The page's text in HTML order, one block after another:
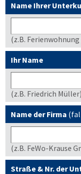
Name Ihrer
(z.B.
Ihr Name
(z.B. Friedrich Müller)
Name der Firma
(z.B. FeWo-Krause
Straße & Nr. der